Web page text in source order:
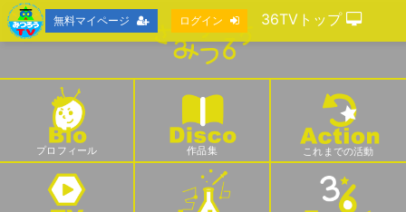
プロフィール 作品集 これまでの活動
無料マイページ ログイン 36TVトップ